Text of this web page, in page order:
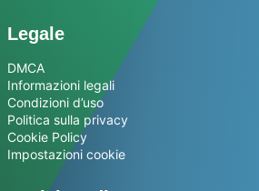
Legale
DMCA
Informazioni legali
Condizioni d’uso
Politica sulla privacy
Cookie Policy
Impostazioni cookie